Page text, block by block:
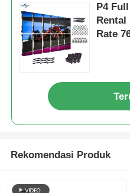
P4
Rental
Rate
Rekomendasi Produk